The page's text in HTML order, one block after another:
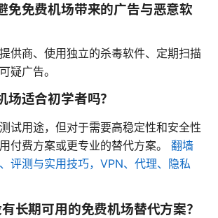
免免费机场带来的广告与恶意软
供商、使用独立的杀毒软件、定期扫描
疑广告。
场适合初学者吗？
试用途，但对于需要高稳定性和安全性
付费方案或更专业的替代方案。 翻墙
评测与实用技巧，VPN、代理、隐私
长期可用的免费机场替代方案？